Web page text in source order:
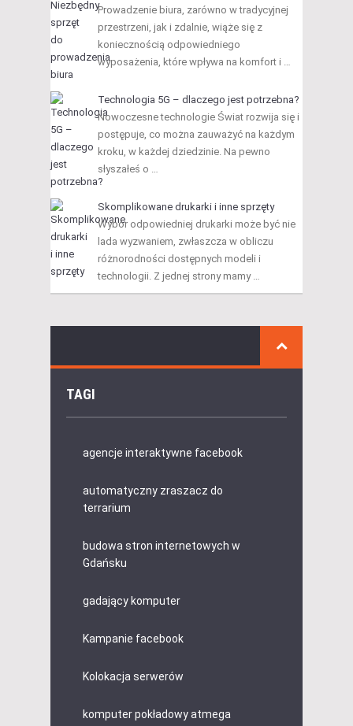
Prowadzenie biura, zarówno w tradycyjnej
przestrzeni, jak i zdalnie, wiąże się z
koniecznością odpowiedniego
wyposażenia, które wpływa na komfort i …
Technologia 5G – dlaczego jest potrzebna?
Nowoczesne technologie Świat rozwija się i
postępuje, co można zauważyć na każdym
kroku, w każdej dziedzinie. Na pewno
słyszałeś o …
Skomplikowane drukarki i inne sprzęty
Wybór odpowiedniej drukarki może być nie
lada wyzwaniem, zwłaszcza w obliczu
różnorodności dostępnych modeli i
technologii. Z jednej strony mamy …
TAGI
agencje interaktywne facebook
automatyczny zraszacz do
terrarium
budowa stron internetowych w
Gdańsku
gadający komputer
Kampanie facebook
Kolokacja serwerów
komputer pokładowy atmega